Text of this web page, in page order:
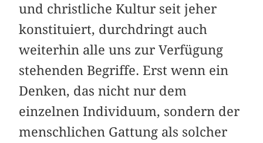
und christliche Kultur seit jeher
konstituiert, durchdringt auch
weiterhin alle uns zur Verfügung
stehenden Begriffe. Erst wenn ein
Denken, das nicht nur dem
einzelnen Individuum, sondern der
menschlichen Gattung als solcher